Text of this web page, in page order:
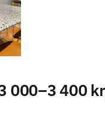
000–3 400